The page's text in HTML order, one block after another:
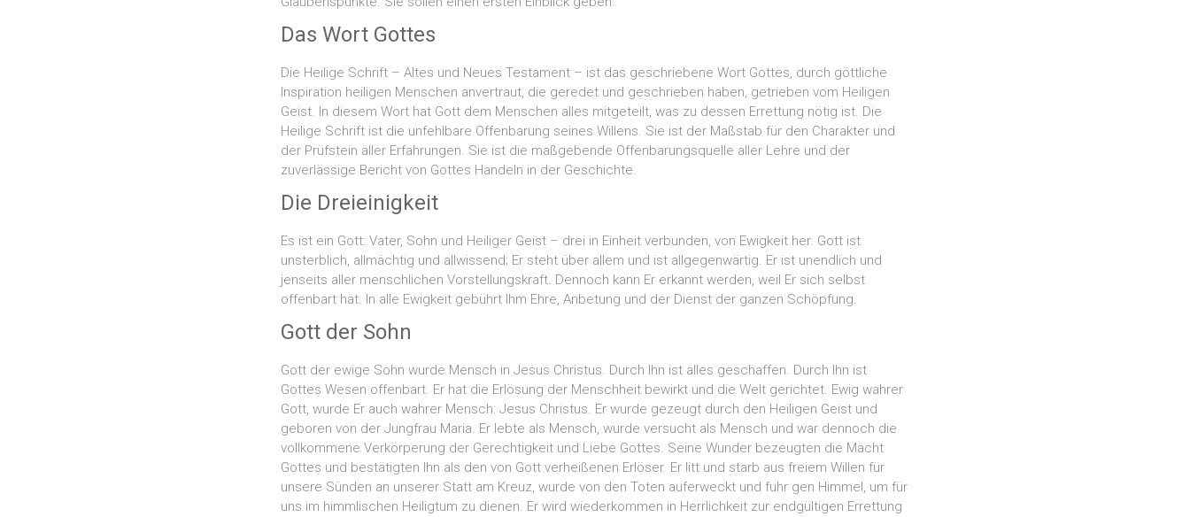
Das Wort Gottes
Die Heilige Schrift – Altes und Neues Testament – ist das geschriebene Wort Gottes, durch göttliche
Inspiration heiligen Menschen anvertraut, die geredet und geschrieben haben, getrieben vom Heiligen
Geist. In diesem Wort hat Gott dem Menschen alles mitgeteilt, was zu dessen Errettung nötig ist. Die
Heilige Schrift ist die unfehlbare Offenbarung seines Willens. Sie ist der Maßstab für den Charakter und
der Prüfstein aller Erfahrungen. Sie ist die maßgebende Offenbarungsquelle aller Lehre und der
zuverlässige Bericht von Gottes Handeln in der Geschichte.
Die Dreieinigkeit
Es ist ein Gott: Vater, Sohn und Heiliger Geist – drei in Einheit verbunden, von Ewigkeit her. Gott ist
unsterblich, allmächtig und allwissend; Er steht über allem und ist allgegenwärtig. Er ist unendlich und
jenseits aller menschlichen Vorstellungskraft. Dennoch kann Er erkannt werden, weil Er sich selbst
offenbart hat. In alle Ewigkeit gebührt Ihm Ehre, Anbetung und der Dienst der ganzen Schöpfung.
Gott der Sohn
Gott der ewige Sohn wurde Mensch in Jesus Christus. Durch Ihn ist alles geschaffen. Durch Ihn ist
Gottes Wesen offenbart. Er hat die Erlösung der Menschheit bewirkt und die Welt gerichtet. Ewig wahrer
Gott, wurde Er auch wahrer Mensch: Jesus Christus. Er wurde gezeugt durch den Heiligen Geist und
geboren von der Jungfrau Maria. Er lebte als Mensch, wurde versucht als Mensch und war dennoch die
vollkommene Verkörperung der Gerechtigkeit und Liebe Gottes. Seine Wunder bezeugten die Macht
Gottes und bestätigten Ihn als den von Gott verheißenen Erlöser. Er litt und starb aus freiem Willen für
unsere Sünden an unserer Statt am Kreuz, wurde von den Toten auferweckt und fuhr gen Himmel, um für
uns im himmlischen Heiligtum zu dienen. Er wird wiederkommen in Herrlichkeit zur endgültigen Errettung